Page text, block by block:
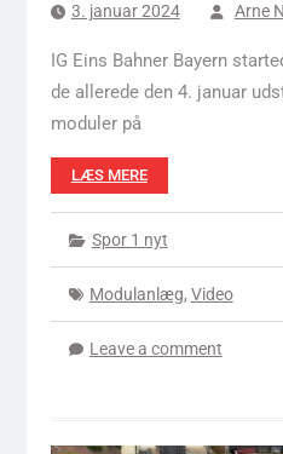
3. januar 2024 Arne
IG Eins Bahner Bayern
de allerede den 4. januar
moduler på
LÆS MERE
Spor 1 nyt
Modulanlæg, Video
Leave a comment